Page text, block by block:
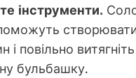
інструменти.
і повільно
бульбашку.